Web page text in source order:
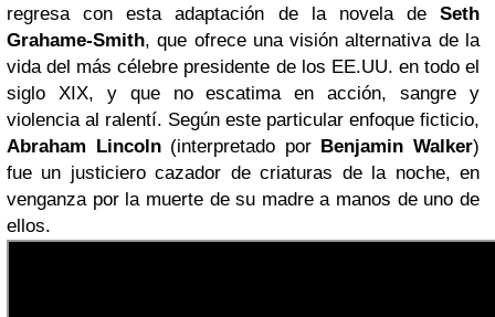
regresa con esta adaptación de la novela de Seth
Grahame-Smith, que ofrece una visión alternativa de la
vida del más célebre presidente de los EE.UU. en todo el
siglo XIX, y que no escatima en acción, sangre y
violencia al ralentí. Según este particular enfoque ficticio,
Abraham Lincoln(interpretado por Benjamin Walker)
fue un justiciero cazador de criaturas de la noche, en
venganza por la muerte de su madre a manos de uno de
ellos.